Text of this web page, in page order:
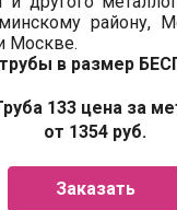
району,
Москве.
в размер
133 цена за
от 1354 руб.
Заказать